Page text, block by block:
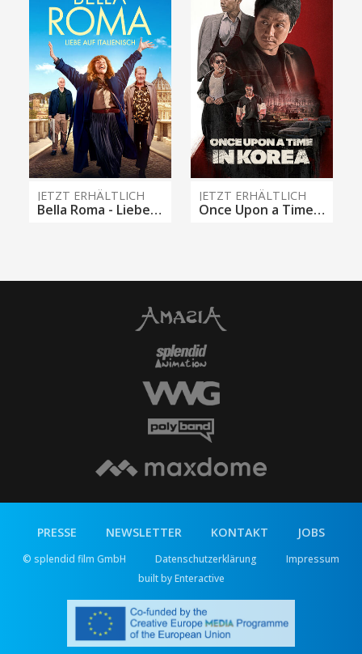
JETZT ERHÄLTLICH
Bella Roma - Liebe auf Italienisch
JETZT ERHÄLTLICH
Once Upon a Time in Korea
PRESSE NEWSLETTER KONTAKT JOBS
© splendid film GmbH Datenschutzerklärung
Impressum
built by Enteractive